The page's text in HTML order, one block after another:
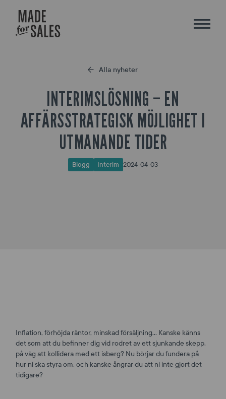
Alla nyheter
INTERIMSLÖSNING – EN
AFFÄRSSTRATEGISK MÖJLIGHET I
UTMANANDE TIDER
2024-04-03
Blogg Interim
Inflation, förhöjda räntor, minskad försäljning… Kanske känns
det som att du befinner dig vid rodret av ett sjunkande skepp,
på väg att kollidera med ett isberg? Nu börjar du fundera på
hur ni ska styra om, och kanske ångrar du att ni inte gjort det
tidigare?